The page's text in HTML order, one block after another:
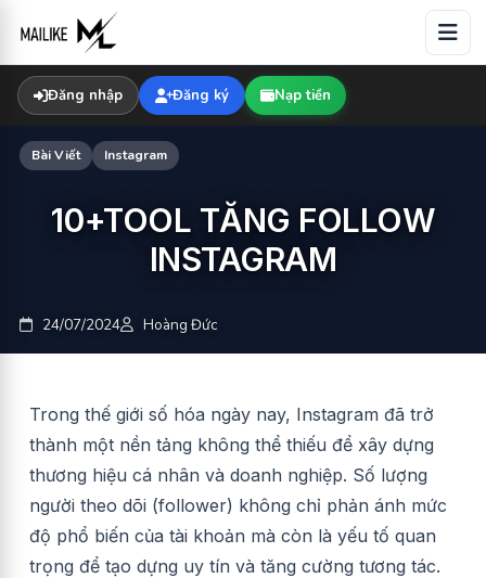
content
Đăng nhập Đăng ký Nạp tiền
Bài Viết Instagram
10+TOOL TĂNG FOLLOW
INSTAGRAM
24/07/2024 Hoàng Đức
Trong thế giới số hóa ngày nay, Instagram đã trở
thành một nền tảng không thể thiếu để xây dựng
thương hiệu cá nhân và doanh nghiệp. Số lượng
người theo dõi (follower) không chỉ phản ánh mức
độ phổ biến của tài khoản mà còn là yếu tố quan
trọng để tạo dựng uy tín và tăng cường tương tác.